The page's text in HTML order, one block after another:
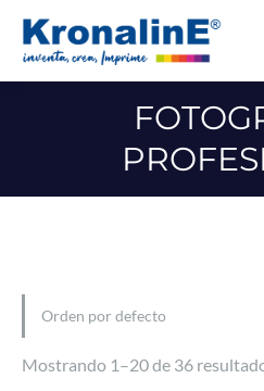
Mostrando 1–20 de 36